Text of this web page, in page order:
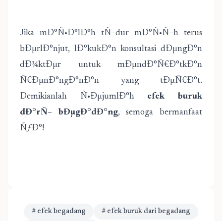
Jika mÐ°Ñ•Ð°lÐ°h tÑ–dur mÐ°Ñ•Ñ–h terus
bÐµrlÐ°njut, lÐ°kukÐ°n konsultasi dÐµngÐ°n
dÐ¾ktÐµr untuk mÐµndÐ°Ñ€Ð°tkÐ°n
Ñ€ÐµnÐ°ngÐ°nÐ°n yang tÐµÑ€Ð°t.
Demikianlah Ñ•ÐµjumlÐ°h efek buruk
dÐ°rÑ– bÐµgÐ°dÐ°ng, semoga bermanfaat
ÑƒÐ°!
# efek begadang # efek buruk dari begadang